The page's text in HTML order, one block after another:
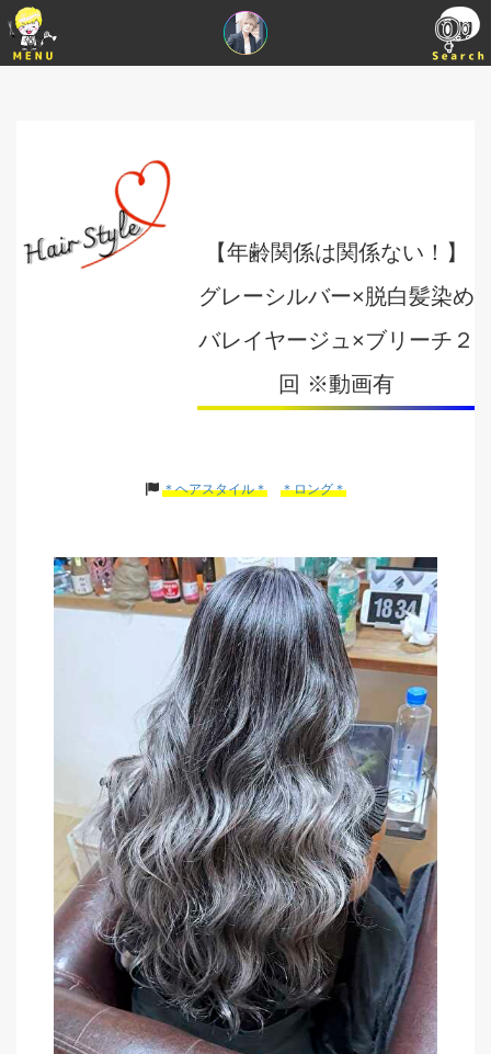
【年齢関係は関係ない！】
グレーシルバー×脱白髪染め
バレイヤージュ×ブリーチ２
回 ※動画有
＊ヘアスタイル＊ ＊ロング＊